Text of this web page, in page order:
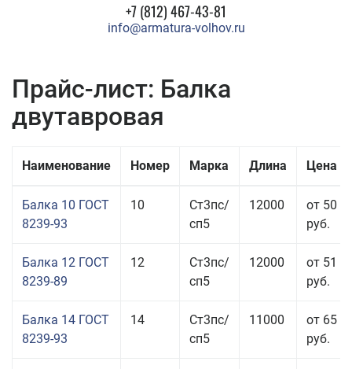
+7 (812) 467-43-81
info@armatura-volhov.ru
Прайс-лист: Балка
двутавровая
Наименование Номер Марка Длина Цена
Балка 10 ГОСТ
8239-93
10
Ст3пс/
сп5
12000
от 50
руб.
Балка 12 ГОСТ
8239-89
12
Ст3пс/
сп5
12000
от 51
руб.
Балка 14 ГОСТ
8239-93
14
Ст3пс/
сп5
11000
от 65
руб.